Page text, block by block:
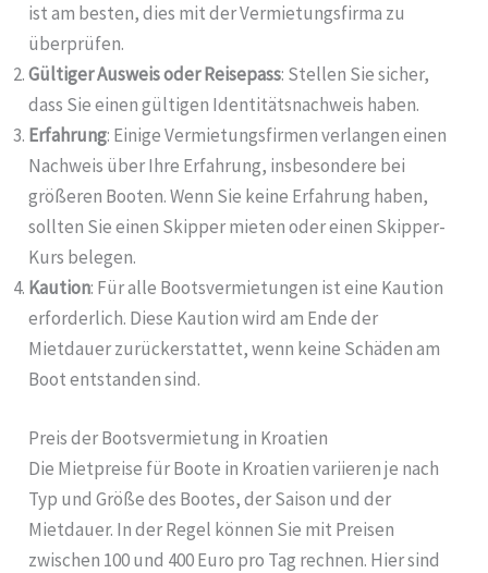
ist am besten, dies mit der Vermietungsfirma zu
überprüfen.
Gültiger Ausweis oder Reisepass: Stellen Sie sicher,
dass Sie einen gültigen Identitätsnachweis haben.
Erfahrung: Einige Vermietungsfirmen verlangen einen
Nachweis über Ihre Erfahrung, insbesondere bei
größeren Booten. Wenn Sie keine Erfahrung haben,
sollten Sie einen Skipper mieten oder einen Skipper-
Kurs belegen.
Kaution: Für alle Bootsvermietungen ist eine Kaution
erforderlich. Diese Kaution wird am Ende der
Mietdauer zurückerstattet, wenn keine Schäden am
Boot entstanden sind.
Preis der Bootsvermietung in Kroatien
Die Mietpreise für Boote in Kroatien variieren je nach
Typ und Größe des Bootes, der Saison und der
Mietdauer. In der Regel können Sie mit Preisen
zwischen 100 und 400 Euro pro Tag rechnen. Hier sind